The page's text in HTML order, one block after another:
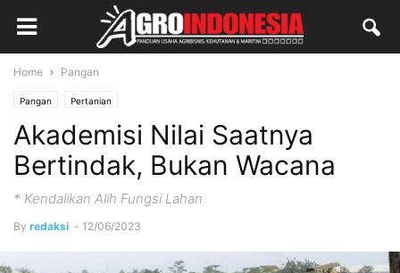
Home Pangan
Pangan Pertanian
Akademisi Nilai Saatnya
Bertindak, Bukan Wacana
* Kendalikan Alih Fungsi Lahan
By redaksi - 12/06/2023